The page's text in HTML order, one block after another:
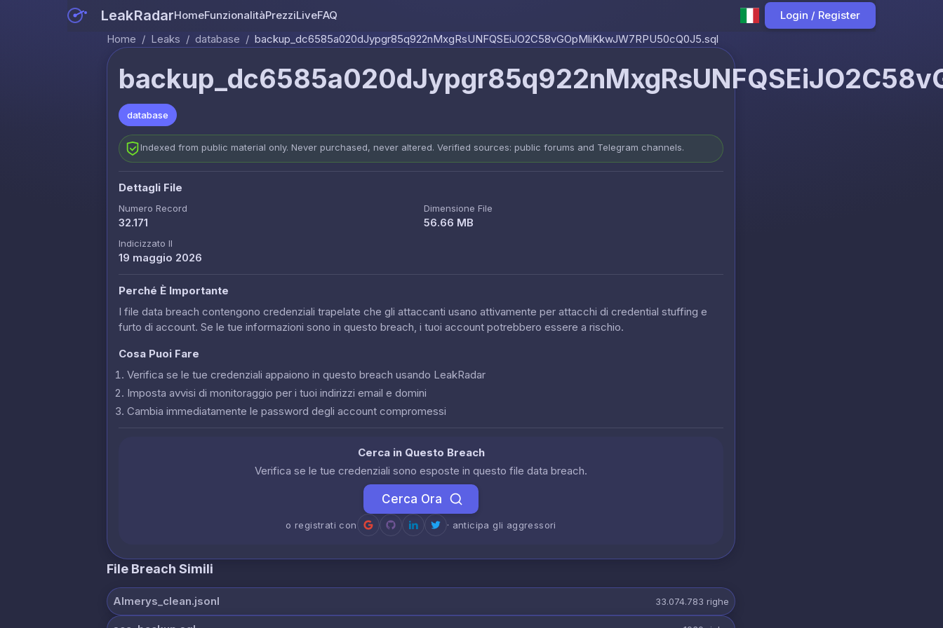
LeakRadarHomeFunzionalitàPrezziLiveFAQ
Login / Register
Home / Leaks / database / backup_dc6585a020dJypgr85q922nMxgRsUNFQSEiJO2C58vGOpMliKkwJW7RPU50cQ0J5.sql
database
Indexed from public material only. Never purchased, never altered. Verified sources: public forums and Telegram channels.
Dettagli File
Numero Record
32.171
Dimensione File
56.66 MB
Indicizzato Il
19 maggio 2026
Perché È Importante
I file data breach contengono credenziali trapelate che gli attaccanti usano attivamente per attacchi di credential stuffing e
furto di account. Se le tue informazioni sono in questo breach, i tuoi account potrebbero essere a rischio.
Cosa Puoi Fare
Verifica se le tue credenziali appaiono in questo breach usando LeakRadar
Imposta avvisi di monitoraggio per i tuoi indirizzi email e domini
Cambia immediatamente le password degli account compromessi
Cerca in Questo Breach
Verifica se le tue credenziali sono esposte in questo file data breach.
Cerca Ora
o registrati con · anticipa gli aggressori
File Breach Simili
Almerys_clean.jsonl 33.074.783 righe